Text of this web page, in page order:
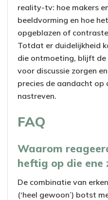
reality-tv: hoe makers
beeldvorming en hoe
opgeblazen of
Totdat er duidelijkheid
die ontmoeting, blijft
voor discussie zorgen
precies de aandacht
nastreven.
FAQ
Waarom
heftig op die ene
De combinatie van
(‘heel gewoon’) botst